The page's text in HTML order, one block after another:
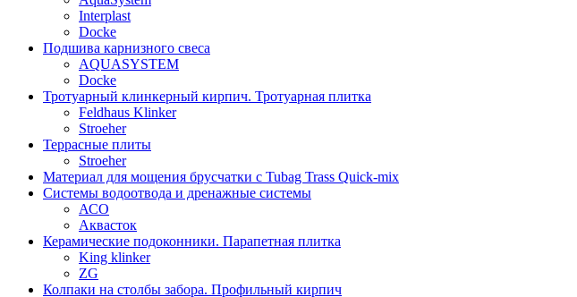
Interplast
Docke
Подшива карнизного свеса
AQUASYSTEM
Docke
Тротуарный клинкерный кирпич. Тротуарная плитка
Feldhaus Klinker
Stroeher
Террасные плиты
Stroeher
Материал для мощения брусчатки с Tubag Trass Quick-mix
Системы водоотвода и дренажные системы
АСО
Аквасток
Керамические подоконники. Парапетная плитка
King klinker
ZG
Колпаки на столбы забора. Профильный кирпич